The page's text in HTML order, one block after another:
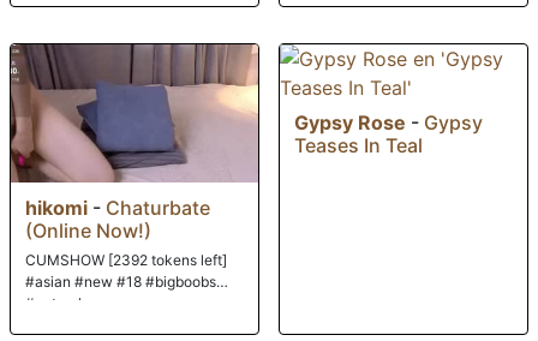
hikomi - Chaturbate
(Online Now!)
CUMSHOW [2392 tokens left]
#asian #new #18 #bigboobs
#natural
Gypsy Rose - Gypsy
Teases In Teal